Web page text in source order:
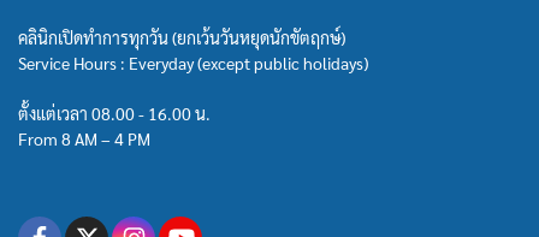
คลินิกเปิดทำการทุกวัน (ยกเว้นวันหยุดนักขัตฤกษ์)
Service Hours : Everyday (except public holidays)
ตั้งแต่เวลา 08.00 - 16.00 น.
From 8 AM – 4 PM